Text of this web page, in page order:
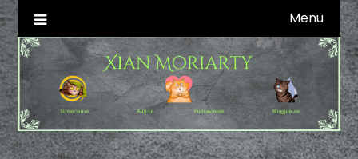
Skip
to
content
Xian Moriarty
Autrice SFFF & Blogueuse & Streameuse Menu